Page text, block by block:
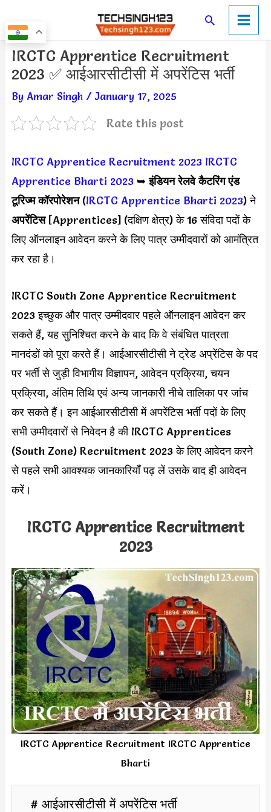
to
content
SearchMain
Menu
IRCTC Apprentice Recruitment
2023 ✅ आईआरसीटीसी में अपरेंटिस भर्ती
By Amar Singh / January 17, 2025
Rate this post
IRCTC Apprentice Recruitment 2023 IRCTC
Apprentice Bharti 2023➥ इंडियन रेलवे कैटरिंग एंड
टूरिज्म कॉरपोरेशन(IRCTC Apprentice Bharti 2023) ने
अपरेंटिस[Apprentices] (दक्षिण क्षेत्र) के 16 संविदा पदों के
लिए ऑनलाइन आवेदन करने के लिए पात्र उम्मीदवारों को आमंत्रित
कर रहा है।
IRCTC South Zone Apprentice Recruitment
2023 इच्छुक और पात्र उम्मीदवार पहले ऑनलाइन आवेदन कर
सकते हैं, यह सुनिश्चित करने के बाद कि वे संबंधित पात्रता
मानदंडों को पूरा करते हैं। आईआरसीटीसी ने ट्रेड अप्रेंटिस के पद
पर भर्ती से जुड़ी विभागीय विज्ञापन, आवेदन प्रक्रिया, चयन
प्रक्रिया, अंतिम तिथि एवं अन्य जानकारी नीचे तालिका पर जांच
कर सकते हैं। इन आईआरसीटीसी में अपरेंटिस भर्ती पदों के लिए
सभी उम्मीदवारों से निवेदन है की IRCTC Apprentices
(South Zone) Recruitment 2023 के लिए आवेदन करने
से पहले सभी आवश्यक जानकारियाँ पढ़ लें उसके बाद ही आवेदन
करें।
IRCTC Apprentice Recruitment
2023
IRCTC Apprentice Recruitment IRCTC Apprentice
Bharti
# आईआरसीटीसी में अपरेंटिस भर्ती
Post
navigation